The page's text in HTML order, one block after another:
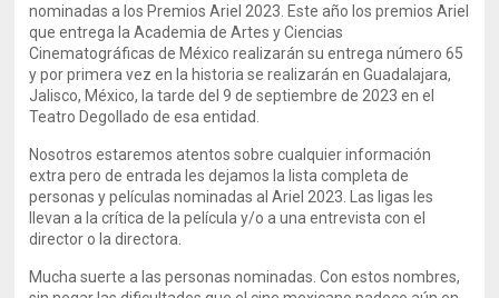
nominadas a los Premios Ariel 2023. Este año los premios Ariel
que entrega la Academia de Artes y Ciencias
Cinematográficas de México realizarán su entrega número 65
y por primera vez en la historia se realizarán en Guadalajara,
Jalisco, México, la tarde del 9 de septiembre de 2023 en el
Teatro Degollado de esa entidad.
Nosotros estaremos atentos sobre cualquier información
extra pero de entrada les dejamos la lista completa de
personas y películas nominadas al Ariel 2023. Las ligas les
llevan a la crítica de la película y/o a una entrevista con el
director o la directora.
Mucha suerte a las personas nominadas. Con estos nombres,